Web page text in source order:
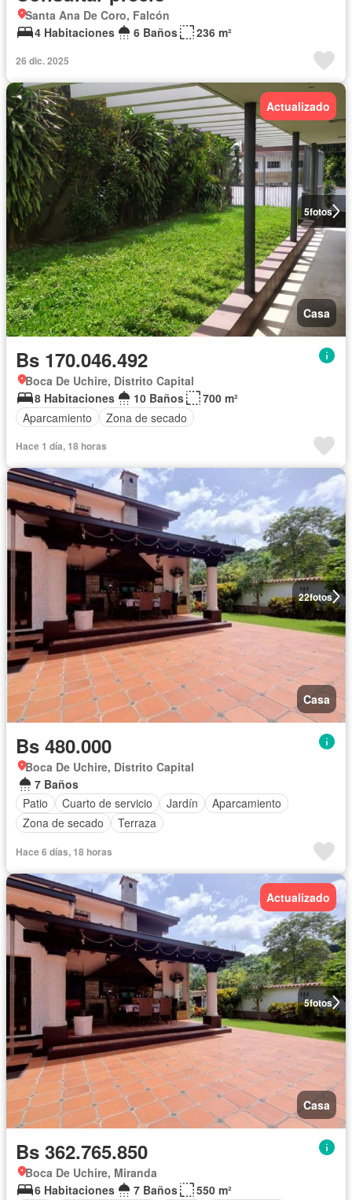
Santa Ana De Coro, Falcón
4 Habitaciones
6 Baños 236 m²
26 dic. 2025
5fotos
Actualizado
Casa
Bs 170.046.492
Boca De Uchire, Distrito Capital
8 Habitaciones
10 Baños
700 m²
Aparcamiento
Zona de secado
Hace 1 día, 18 horas
22fotos
Casa
Bs 480.000
Boca De Uchire, Distrito Capital
7 Baños
Patio
Cuarto de servicio Jardín
Aparcamiento
Zona de secado
Terraza
Hace 6 días, 18 horas
5fotos
Actualizado
Casa
Bs 362.765.850
Boca De Uchire, Miranda
6 Habitaciones
7 Baños
550 m²